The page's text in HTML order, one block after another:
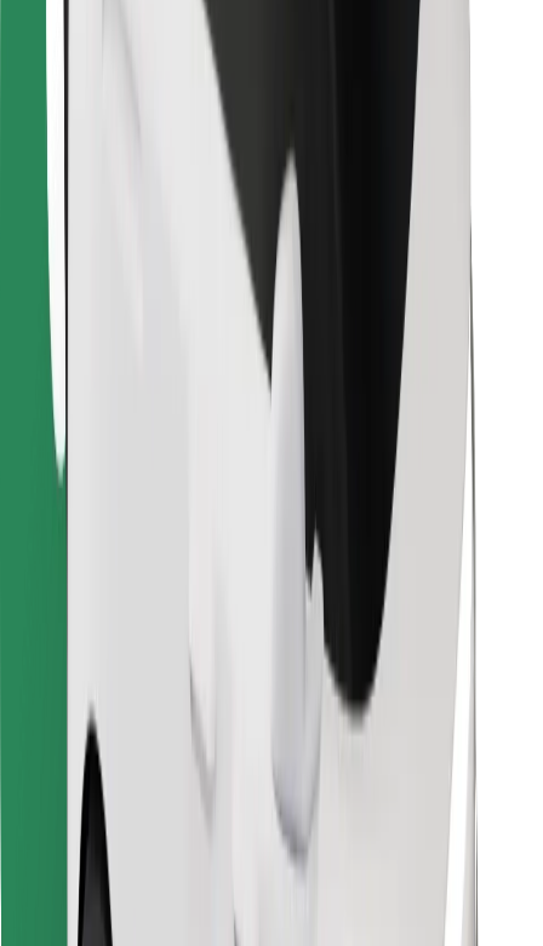
Términos y Condiciones
Consigue un viaje en minutos
Descargar la app de Bolt
Encuentra tu comida favorita
Descargar la app de Bolt Food